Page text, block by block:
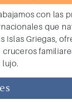
con las
que
Islas Griegas ,
lujo.